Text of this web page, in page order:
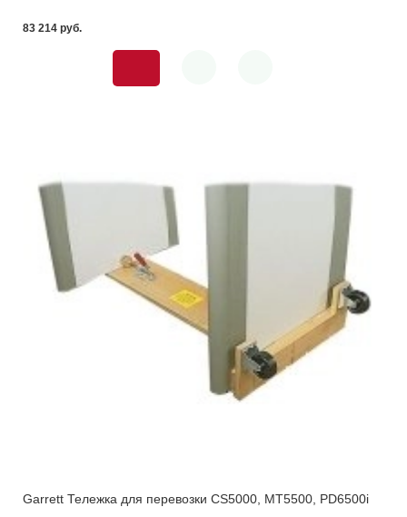
83 214 pуб.
Garrett Тележка для перевозки CS5000, MT5500, PD6500i